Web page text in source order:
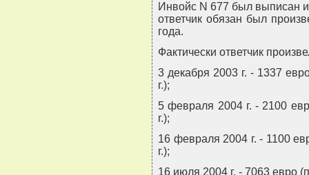
Инвойс N 677 был выписан
ответчик обязан был
года.
Фактически ответчик
3 декабря 2003 г. - 1337
г.);
5 февраля 2004 г. - 2100
г.);
16 февраля 2004 г. - 1100
г.);
16 июля 2004 г. - 7063 евро